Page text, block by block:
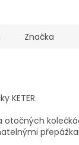
Značka
KETER.
otočných